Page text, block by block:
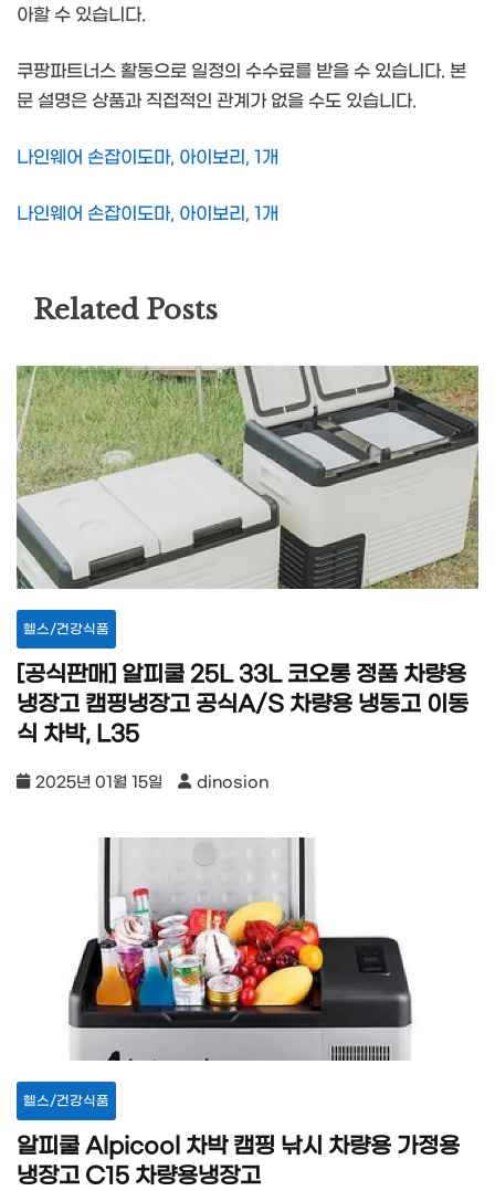
아할 수 있습니다.
쿠팡파트너스 활동으로 일정의 수수료를 받을 수 있습니다. 본
문 설명은 상품과 직접적인 관계가 없을 수도 있습니다.
나인웨어 손잡이도마, 아이보리, 1개
나인웨어 손잡이도마, 아이보리, 1개
Related Posts
헬스/건강식품
[공식판매] 알피쿨 25L 33L 코오롱 정품 차량용
냉장고 캠핑냉장고 공식A/S 차량용 냉동고 이동
식 차박, L35
2025년 01월 15일 dinosion
헬스/건강식품
알피쿨 Alpicool 차박 캠핑 낚시 차량용 가정용
냉장고 C15 차량용냉장고